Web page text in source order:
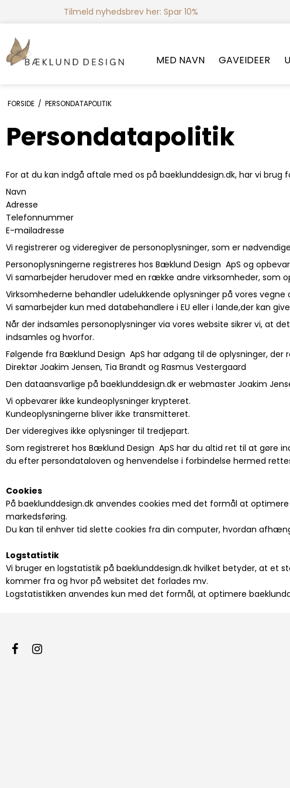
Tilmeld nyhedsbrev her: Spar 10%
MED NAVN GAVEIDEER
FORSIDE / PERSONDATAPOLITIK
Persondatapolitik
For at du kan indgå aftale med os på baeklunddesign.dk, har vi brug
Navn
Adresse
Telefonnummer
E-mailadresse
Vi registrerer og videregiver de personoplysninger, som er
Personoplysningerne registreres hos Bæklund Design ApS og
Vi samarbejder herudover med en række andre virksomheder, som
Virksomhederne behandler udelukkende oplysninger på vores
Vi samarbejder kun med databehandlere i EU eller i lande,der kan
Når der indsamles personoplysninger via vores website sikrer vi, at
indsamles og hvorfor.
Følgende fra Bæklund Design ApS har adgang til de oplysninger, der
Direktør Joakim Jensen, Tia Brandt og Rasmus Vestergaard
Den dataansvarlige på baeklunddesign.dk er webmaster Joakim
Vi opbevarer ikke kundeoplysninger krypteret.
Kundeoplysningerne bliver ikke transmitteret.
Der videregives ikke oplysninger til tredjepart.
Som registreret hos Bæklund Design ApS har du altid ret til at gøre
du efter persondataloven og henvendelse i forbindelse hermed
Cookies
På baeklunddesign.dk anvendes cookies med det formål at
markedsføring.
Du kan til enhver tid slette cookies fra din computer, hvordan
Logstatistik
Vi bruger en logstatistik på baeklunddesign.dk hvilket betyder, at et
kommer fra og hvor på websitet det forlades mv.
Logstatistikken anvendes kun med det formål, at optimere